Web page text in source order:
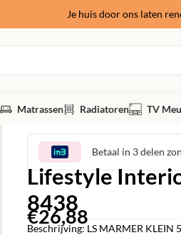
Je huis door ons laten
Matrassen Radiatoren TV
Betaal in 3 delen
Lifestyle
8438
€26,88
Beschrijving: LS MARMER